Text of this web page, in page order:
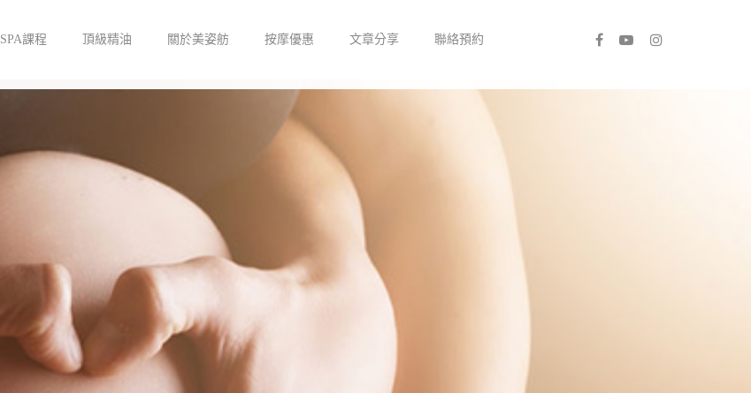
SPA課程 頂級精油 關於美姿舫 按摩優惠 文章分享 聯絡預約